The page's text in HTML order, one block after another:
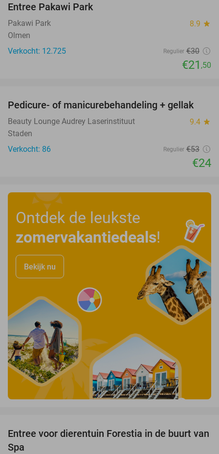
Entree Pakawi Park
Pakawi Park 8.9 star
Olmen
Verkocht: 12.725
Regulier €30
€21 ,50
55%
Pedicure- of manicurebehandeling + gellak
Beauty Lounge Audrey Laserinstituut 9.4 star
Staden
Verkocht: 86
Regulier €53
€24
Ontdek de leukste
zomervakantiedeals!
Bekijk nu
15%
Entree voor dierentuin Forestia in de buurt van
Spa